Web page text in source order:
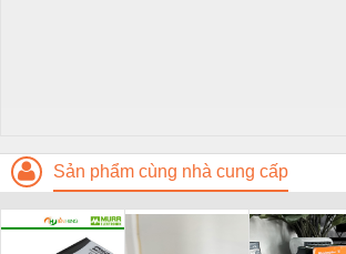
Sản phẩm cùng nhà cung cấp